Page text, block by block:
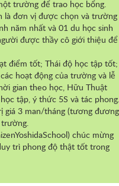
trường để trao học bổng.
là đơn vị được chọn và trường
năm nhất và 01 du học sinh
được thầy cô giới thiệu để
điểm tốt; Thái độ học tập tốt;
hoạt động của trường và lễ
gian theo học, Hữu Thuật
tập, ý thức 5S và tác phong.
giá 3 man/tháng (tương đương
trường.
chúc mừng
trì phong độ thật tốt trong